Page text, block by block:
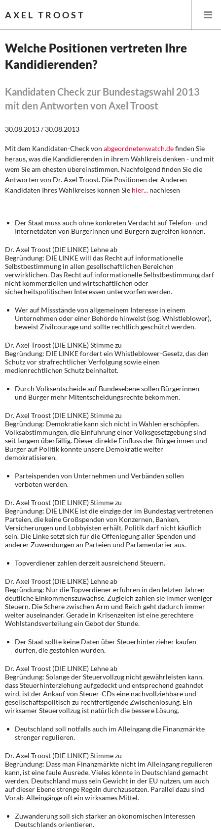
AXEL TROOST
Startseite
Themen
Steuer- und Finanzpolitik
Öffentliche Infrastruktur und Daseinsvorsorge
DIE LINKE
Weitere Themen
Memo-Gruppe
Institut Solidarische Moderne
Rosa-Luxemburg-Stiftung
Über mich
Kontakt
Welche Positionen vertreten Ihre
Kandidierenden?
Kandidaten Check zur Bundestagswahl 2013
mit den Antworten von Axel Troost
30.08.2013 / 30.08.2013
Mit dem Kandidaten-Check von abgeordnetenwatch.definden Sie
heraus, was die Kandidierenden in ihrem Wahlkreis denken - und mit
wem Sie am ehesten übereinstimmen. Nachfolgend finden Sie die
Antworten von Dr. Axel Troost. Die Positionen der Anderen
Kandidaten Ihres Wahlkreises können Sie hier... nachlesen
Der Staat muss auch ohne konkreten Verdacht auf Telefon- und
Internetdaten von Bürgerinnen und Bürgern zugreifen können.
Dr. Axel Troost (DIE LINKE) Lehne ab
Begründung: DIE LINKE will das Recht auf informationelle
Selbstbestimmung in allen gesellschaftlichen Bereichen
verwirklichen. Das Recht auf informationelle Selbstbestimmung darf
nicht kommerziellen und wirtschaftlichen oder
sicherheitspolitischen Interessen unterworfen werden.
Wer auf Missstände von allgemeinem Interesse in einem
Unternehmen oder einer Behörde hinweist (sog. Whistleblower),
beweist Zivilcourage und sollte rechtlich geschützt werden.
Dr. Axel Troost (DIE LINKE) Stimme zu
Begründung: DIE LINKE fordert ein Whistleblower-Gesetz, das den
Schutz vor strafrechtlicher Verfolgung sowie einen
medienrechtlichen Schutz beinhaltet.
Durch Volksentscheide auf Bundesebene sollen Bürgerinnen
und Bürger mehr Mitentscheidungsrechte bekommen.
Dr. Axel Troost (DIE LINKE) Stimme zu
Begründung: Demokratie kann sich nicht in Wahlen erschöpfen.
Volksabstimmungen, die Einführung einer Volksgesetzgebung sind
seit langem überfällig. Dieser direkte Einfluss der Bürgerinnen und
Bürger auf Politik könnte unsere Demokratie weiter
demokratisieren.
Parteispenden von Unternehmen und Verbänden sollen
verboten werden.
Dr. Axel Troost (DIE LINKE) Stimme zu
Begründung: DIE LINKE ist die einzige der im Bundestag vertretenen
Parteien, die keine Großspenden von Konzernen, Banken,
Versicherungen und Lobbyisten erhält. Politik darf nicht käuflich
sein. Die Linke setzt sich für die Offenlegung aller Spenden und
anderer Zuwendungen an Parteien und Parlamentarier aus.
Topverdiener zahlen derzeit ausreichend Steuern.
Dr. Axel Troost (DIE LINKE) Lehne ab
Begründung: Nur die Topverdiener erfuhren in den letzten Jahren
deutliche Einkommenszuwächse. Zugleich zahlen sie immer weniger
Steuern. Die Schere zwischen Arm und Reich geht dadurch immer
weiter auseinander. Gerade in Krisenzeiten ist eine gerechtere
Wohlstandsverteilung ein Gebot der Stunde.
Der Staat sollte keine Daten über Steuerhinterzieher kaufen
dürfen, die gestohlen wurden.
Dr. Axel Troost (DIE LINKE) Lehne ab
Begründung: Solange der Steuervollzug nicht gewährleisten kann,
dass Steuerhinterziehung aufgedeckt und entsprechend geahndet
wird, ist der Ankauf von Steuer-CDs eine nachvollziehbare und
gesellschaftspolitisch zu rechtfertigende Zwischenlösung. Ein
wirksamer Steuervollzug ist natürlich die bessere Lösung.
Deutschland soll notfalls auch im Alleingang die Finanzmärkte
strenger regulieren.
Dr. Axel Troost (DIE LINKE) Stimme zu
Begründung: Dass man Finanzmärkte nicht im Alleingang regulieren
kann, ist eine faule Ausrede. Vieles könnte in Deutschland gemacht
werden. Deutschland muss sein Gewicht in der EU nutzen, um auch
auf dieser Ebene strenge Regeln durchzusetzen. Parallel dazu sind
Vorab-Alleingänge oft ein wirksames Mittel.
Zuwanderung soll sich stärker an ökonomischen Interessen
Deutschlands orientieren.